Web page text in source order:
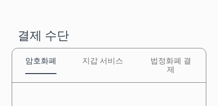
결제 수단
암호화폐 지갑 서비스
법정화폐 결
제